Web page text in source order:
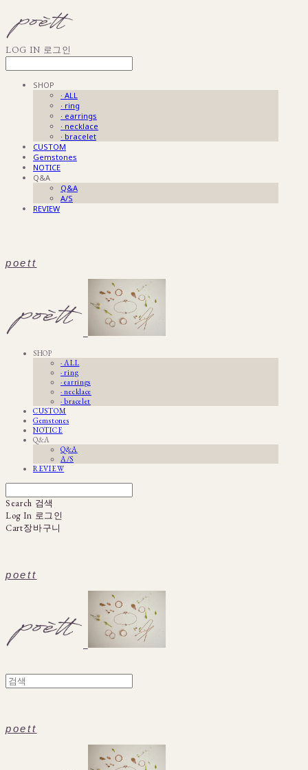
LOG IN 로그인
SHOP
· ALL
· ring
· earrings
· necklace
· bracelet
CUSTOM
Gemstones
NOTICE
Q&A
Q&A
A/S
REVIEW
poett
SHOP
· ALL
· ring
· earrings
· necklace
· bracelet
CUSTOM
Gemstones
NOTICE
Q&A
Q&A
A/S
REVIEW
Search 검색
Log In 로그인
Cart장바구니
poett
poett